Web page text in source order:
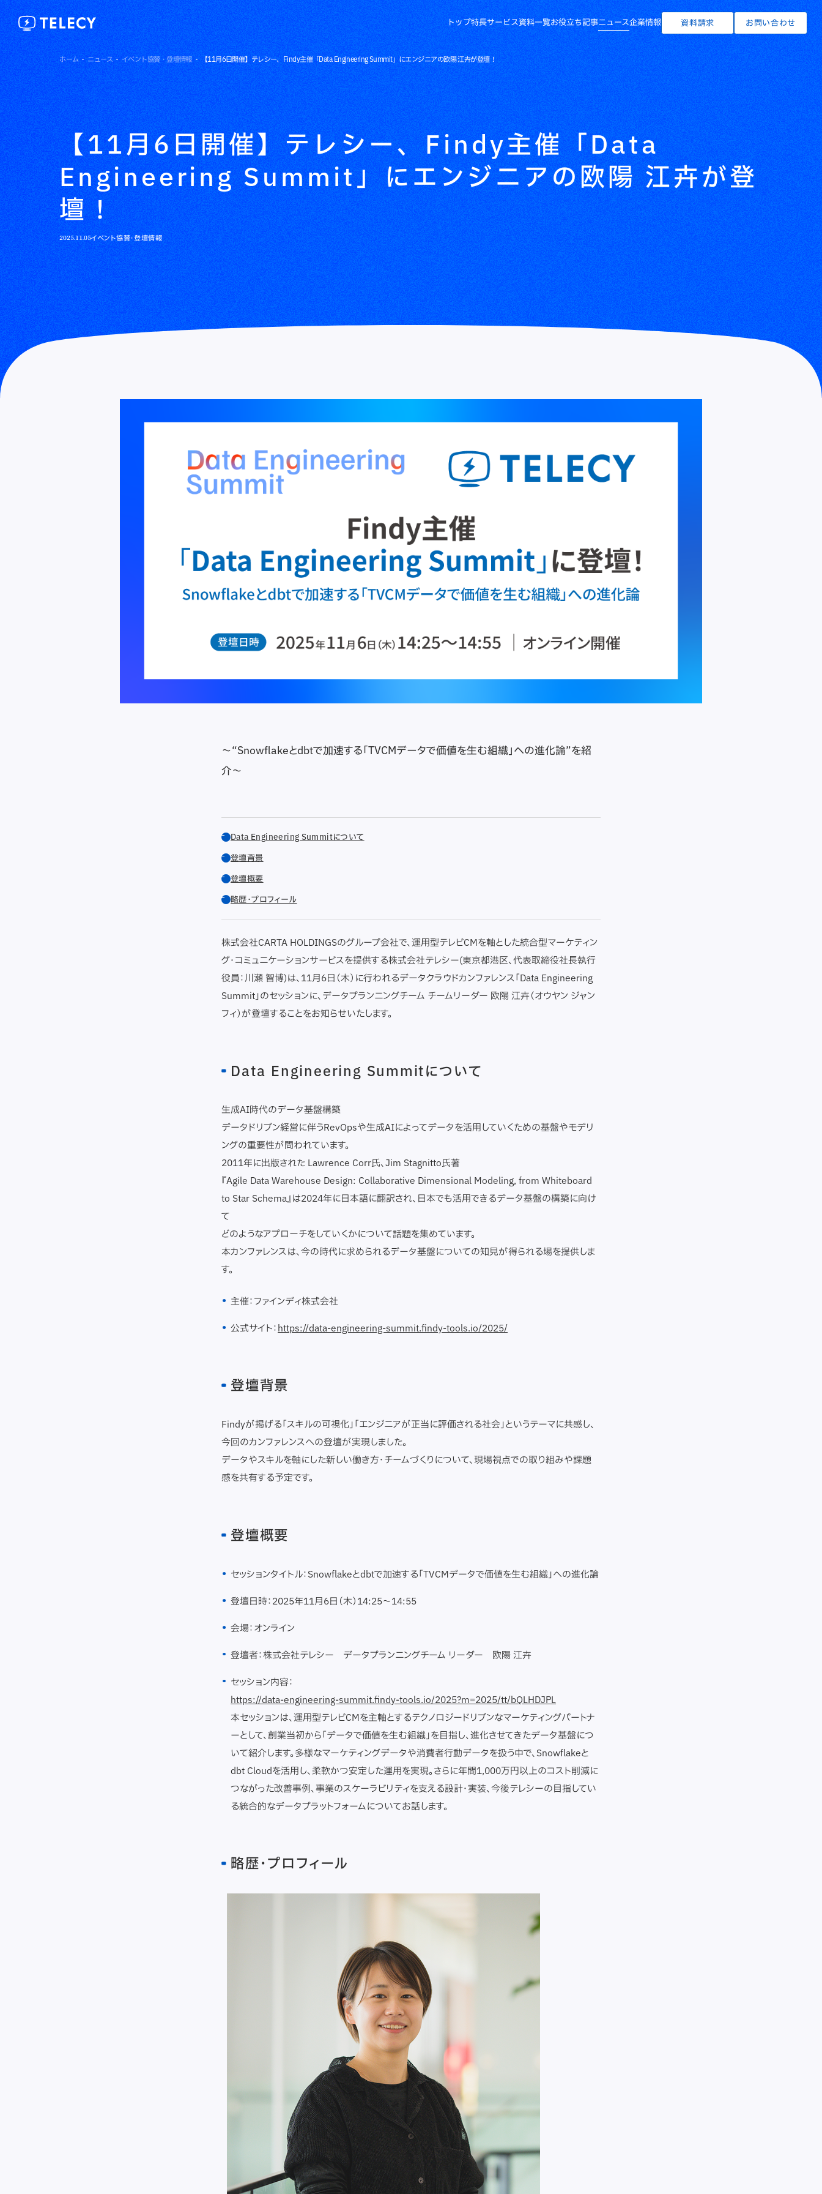
トップ特長サービス資料一覧お役立ち記事ニュース企業情報 資料請求 お問い合わせ
ホーム ニュース イベント協賛・登壇情報 【11月6日開催】テレシー、Findy主催「Data Engineering Summit」にエンジニアの欧陽 江卉が登壇！
【11月6日開催】テレシー、Findy主催「Data
Engineering Summit」にエンジニアの欧陽 江卉が登
壇！
2025.11.05イベント協賛・登壇情報
～“Snowflakeとdbtで加速する「TVCMデータで価値を生む組織」への進化論”を紹
介〜
Data Engineering Summitについて
登壇背景
登壇概要
略歴・プロフィール
株式会社CARTA HOLDINGSのグループ会社で、運用型テレビCMを軸とした統合型マーケティン
グ・コミュニケーションサービスを提供する株式会社テレシー(東京都港区、代表取締役社長執行
役員：川瀬 智博)は、11月6日（木）に行われるデータクラウドカンファレンス「Data Engineering
Summit」のセッションに、データプランニングチーム チームリーダー 欧陽 江卉（オウヤン ジャン
フィ）が登壇することをお知らせいたします。
Data Engineering Summitについて
生成AI時代のデータ基盤構築
データドリブン経営に伴うRevOpsや生成AIによってデータを活用していくための基盤やモデリ
ングの重要性が問われています。
2011年に出版された Lawrence Corr氏、Jim Stagnitto氏著
『Agile Data Warehouse Design: Collaborative Dimensional Modeling, from Whiteboard
to Star Schema』は2024年に日本語に翻訳され、日本でも活用できるデータ基盤の構築に向け
て
どのようなアプローチをしていくかについて話題を集めています。
本カンファレンスは、今の時代に求められるデータ基盤についての知見が得られる場を提供しま
す。
主催：ファインディ株式会社
公式サイト： https://data-engineering-summit.findy-tools.io/2025/
登壇背景
Findyが掲げる「スキルの可視化」「エンジニアが正当に評価される社会」というテーマに共感し、
今回のカンファレンスへの登壇が実現しました。
データやスキルを軸にした新しい働き方・チームづくりについて、現場視点での取り組みや課題
感を共有する予定です。
登壇概要
セッションタイトル：Snowflakeとdbtで加速する「TVCMデータで価値を生む組織」への進化論
登壇日時：2025年11月6日（木）14:25～14:55
会場：オンライン
登壇者：株式会社テレシー データプランニングチーム リーダー 欧陽 江卉
セッション内容：
https://data-engineering-summit.findy-tools.io/2025?m=2025/tt/bQLHDJPL
本セッションは、運用型テレビCMを主軸とするテクノロジードリブンなマーケティングパートナ
ーとして、創業当初から「データで価値を生む組織」を目指し、進化させてきたデータ基盤につ
いて紹介します。多様なマーケティングデータや消費者行動データを扱う中で、Snowflakeと
dbt Cloudを活用し、柔軟かつ安定した運用を実現。さらに年間1,000万円以上のコスト削減に
つながった改善事例、事業のスケーラビリティを支える設計・実装、今後テレシーの目指してい
る統合的なデータプラットフォームについてお話します。
略歴・プロフィール